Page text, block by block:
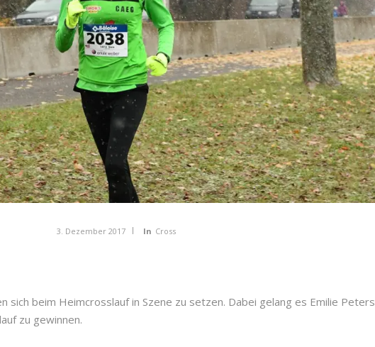
3. Dezember 2017 In Cross
sich beim Heimcrosslauf in Szene zu setzen. Dabei gelang es Emilie Peters
zu gewinnen.